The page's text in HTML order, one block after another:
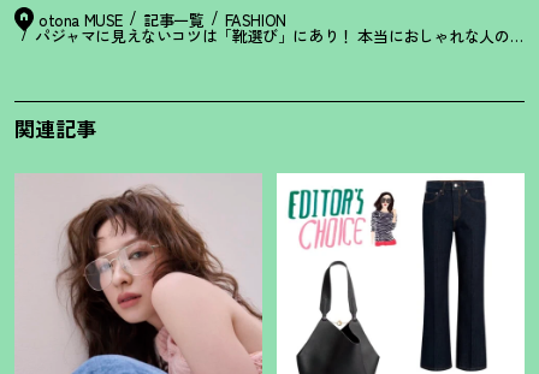
otona MUSE 記事一覧 FASHION
パジャマに見えないコツは「靴選び」にあり ！ 本当におしゃれな人の【
関連記事